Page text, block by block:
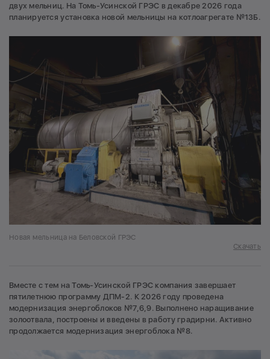
двух мельниц. На Томь-Усинской ГРЭС в декабре 2026 года
планируется установка новой мельницы на котлоагрегате №13Б.
Новая мельница на Беловской ГРЭС
Скачать
Вместе с тем на Томь-Усинской ГРЭС компания завершает
пятилетнюю программу ДПМ-2. К 2026 году проведена
модернизация энергоблоков №7,6,9. Выполнено наращивание
золоотвала, построены и введены в работу градирни. Активно
продолжается модернизация энергоблока №8.